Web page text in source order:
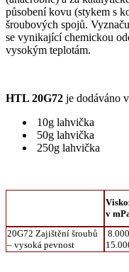
působení kovu (stykem s
šroubových spojů.
se vynikající chemickou
vysokým teplotám.
HTL 20G72 je dodáváno
10g lahvička
50g lahvička
250g lahvička
v
20G72 Zajištění šroubů
– vysoká pevnost